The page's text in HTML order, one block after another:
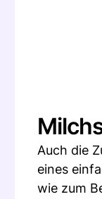
Auch die
eines
wie zum